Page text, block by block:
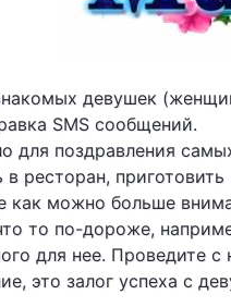
девушек
SMS сообщений.
для поздравления
в ресторан,
как можно больше
то по-дороже,
для нее. Проведите
это залог успеха с